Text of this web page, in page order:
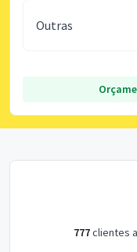
Outras
777clientes